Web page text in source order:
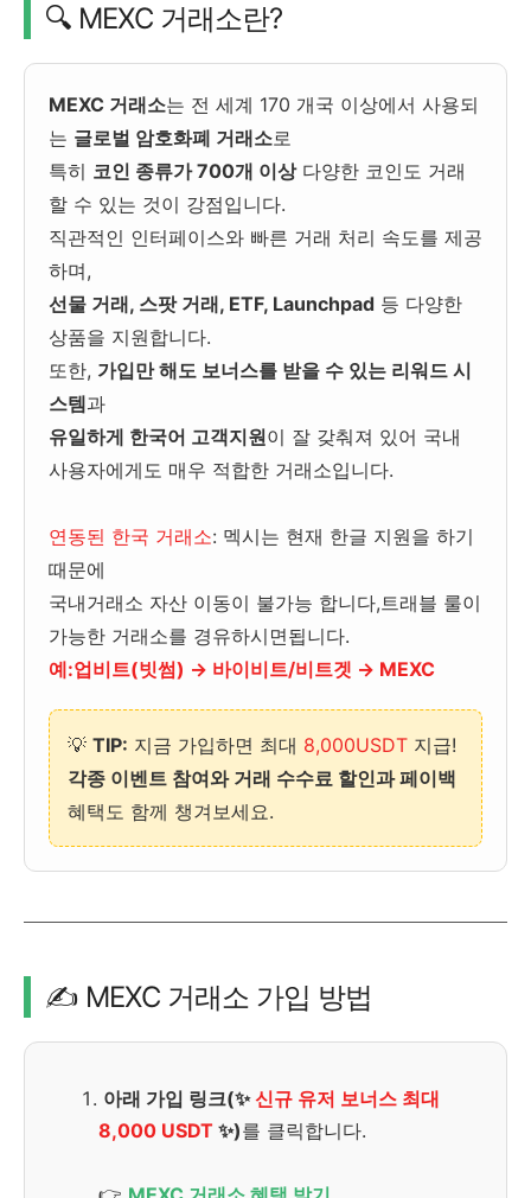
🔍 MEXC 거래소란?
MEXC 거래소는 전 세계 170 개국 이상에서 사용되
는 글로벌 암호화폐 거래소로
특히 코인 종류가 700개 이상다양한 코인도 거래
할 수 있는 것이 강점입니다.
직관적인 인터페이스와 빠른 거래 처리 속도를 제공
하며,
선물 거래, 스팟 거래, ETF, Launchpad 등 다양한
상품을 지원합니다.
또한, 가입만 해도 보너스를 받을 수 있는 리워드 시
스템과
유일하게 한국어 고객지원이 잘 갖춰져 있어 국내
사용자에게도 매우 적합한 거래소입니다.
연동된 한국 거래소: 멕시는 현재 한글 지원을 하기
때문에
국내거래소 자산 이동이 불가능 합니다,트래블 룰이
가능한 거래소를 경유하시면됩니다.
예:업비트(빗썸) → 바이비트/비트겟 → MEXC
💡 TIP: 지금 가입하면 최대 8,000USDT 지급!
각종 이벤트 참여와 거래 수수료 할인과 페이백
혜택도 함께 챙겨보세요.
✍️ MEXC 거래소 가입 방법
아래 가입 링크(✨신규 유저 보너스 최대
8,000 USDT ✨)를 클릭합니다.